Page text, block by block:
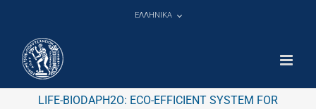
ΕΛΛΗΝΙΚΑ
LIFE-BIODAPH2O: ECO-EFFICIENT SYSTEM FOR